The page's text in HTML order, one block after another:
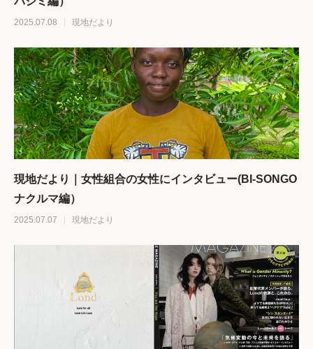
2025.07.08 現地だより
現地だより｜女性組合の女性にインタビュー(BI-SONGO
ナクルマ編）
2025.07.07 現地だより